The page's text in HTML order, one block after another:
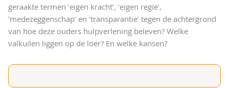
geraakte termen ‘eigen kracht’, ‘eigen regie’,
‘medezeggenschap’ en ‘transparantie’ tegen de achtergrond
van hoe deze ouders hulpverlening beleven? Welke
valkuilen liggen op de loer? En welke kansen?